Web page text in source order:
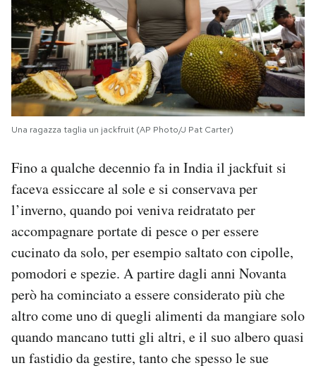
Una ragazza taglia un jackfruit (AP Photo/J Pat Carter)
Fino a qualche decennio fa in India il jackfuit si
faceva essiccare al sole e si conservava per
l’inverno, quando poi veniva reidratato per
accompagnare portate di pesce o per essere
cucinato da solo, per esempio saltato con cipolle,
pomodori e spezie. A partire dagli anni Novanta
però ha cominciato a essere considerato più che
altro come uno di quegli alimenti da mangiare solo
quando mancano tutti gli altri, e il suo albero quasi
un fastidio da gestire, tanto che spesso le sue